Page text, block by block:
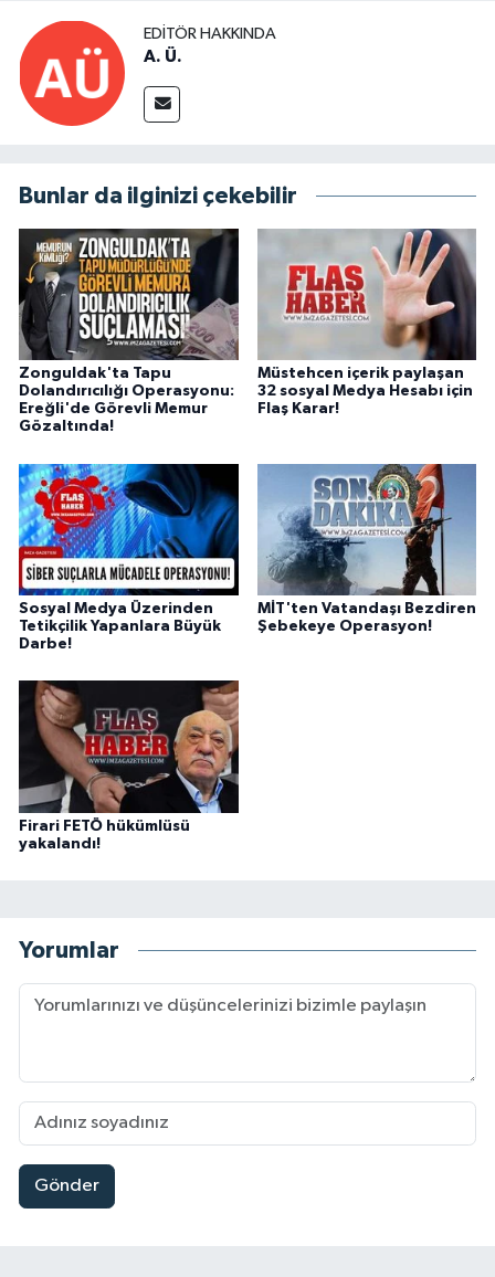
EDITÖR HAKKINDA
A. Ü.
Bunlar da ilginizi çekebilir
Zonguldak'ta Tapu
Dolandırıcılığı Operasyonu:
Ereğli'de Görevli Memur
Gözaltında!
Müstehcen içerik paylaşan
32 sosyal Medya Hesabı için
Flaş Karar!
Sosyal Medya Üzerinden
Tetikçilik Yapanlara Büyük
Darbe!
MİT'ten Vatandaşı Bezdiren
Şebekeye Operasyon!
Firari FETÖ hükümlüsü
yakalandı!
Yorumlar
Gönder